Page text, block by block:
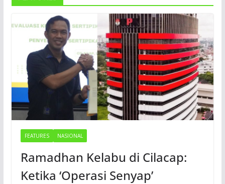
FEATURES NASIONAL
Ramadhan Kelabu di Cilacap:
Ketika ‘Operasi Senyap’